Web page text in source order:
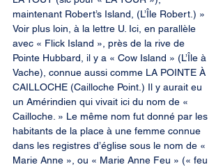
maintenant Robert’s Island, (L’Île Robert.) »
Voir plus loin, à la lettre U. Ici, en parallèle
avec « Flick Island », près de la rive de
Pointe Hubbard, il y a « Cow Island » (L’Île à
Vache), connue aussi comme LA POINTE À
CAILLOCHE (Cailloche Point.) Il y aurait eu
un Amérindien qui vivait ici du nom de «
Cailloche. » Le même nom fut donné par les
habitants de la place à une femme connue
dans les registres d’église sous le nom de «
Marie Anne », ou « Marie Anne Feu » (« feu